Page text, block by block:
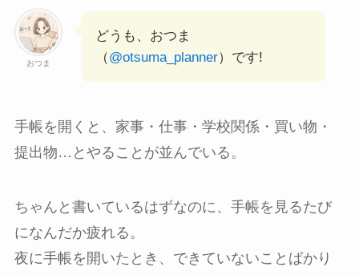
おつま
どうも、おつま
（@otsuma_planner）です!
手帳を開くと、家事・仕事・学校関係・買い物・
提出物…とやることが並んでいる。
ちゃんと書いているはずなのに、手帳を見るたび
になんだか疲れる。
夜に手帳を開いたとき、できていないことばかり